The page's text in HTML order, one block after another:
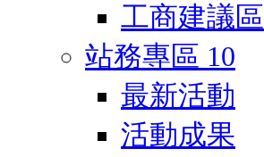
工商建議區
站務專區 10
最新活動
活動成果